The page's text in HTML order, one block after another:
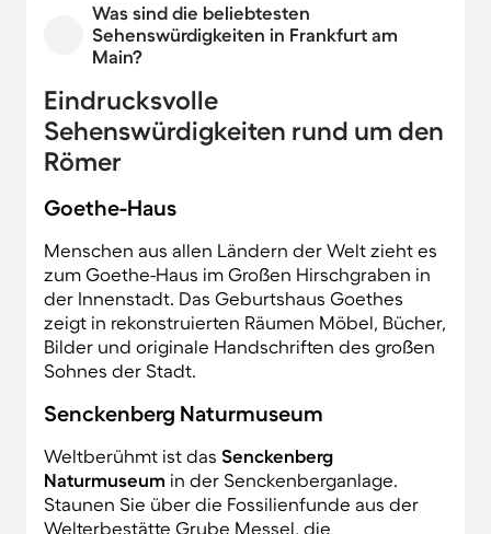
Was sind die beliebtesten
Sehenswürdigkeiten in Frankfurt am
Main?
Eindrucksvolle
Sehenswürdigkeiten rund um den
Römer
Goethe-Haus
Menschen aus allen Ländern der Welt zieht es
zum Goethe-Haus im Großen Hirschgraben in
der Innenstadt. Das Geburtshaus Goethes
zeigt in rekonstruierten Räumen Möbel, Bücher,
Bilder und originale Handschriften des großen
Sohnes der Stadt.
Senckenberg Naturmuseum
Weltberühmt ist das Senckenberg
Naturmuseum in der Senckenberganlage.
Staunen Sie über die Fossilienfunde aus der
Welterbestätte Grube Messel, die